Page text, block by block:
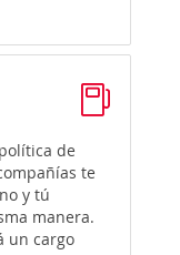
de
te
y tú
manera.
un cargo